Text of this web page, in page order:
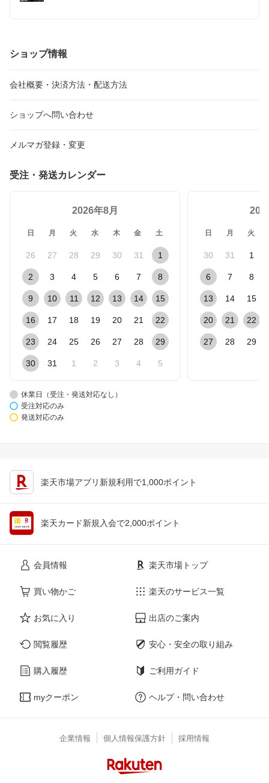
ショップ情報
会社概要・決済方法・配送方法
ショップへ問い合わせ
メルマガ登録・変更
受注・発送カレンダー
2026年8月
日 月 火 水 木 金 土
26 27 28 29 30 31 1
2 3 4 5 6 7 8
9 10 11 12 13 14 15
16 17 18 19 20 21 22
23 24 25 26 27 28 29
30 31 1 2 3 4 5
日 月 火
30 31 1
6 7 8
13 14 15
20 21 22
27 28 29
休業日（受注・発送対応なし）
受注対応のみ
発送対応のみ
楽天市場アプリ新規利用で1,000ポイント
楽天カード新規入会で2,000ポイント
会員情報
買い物かご
お気に入り
閲覧履歴
購入履歴
myクーポン
楽天市場トップ
楽天のサービス一覧
出店のご案内
安心・安全の取り組み
ご利用ガイド
ヘルプ・問い合わせ
企業情報 個人情報保護方針 採用情報